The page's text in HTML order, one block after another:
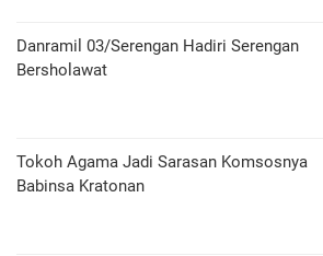
Danramil 03/Serengan Hadiri Serengan
Bersholawat
Tokoh Agama Jadi Sarasan Komsosnya
Babinsa Kratonan